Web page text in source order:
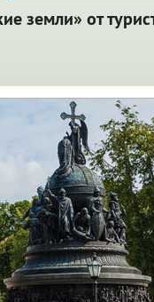
земли» от